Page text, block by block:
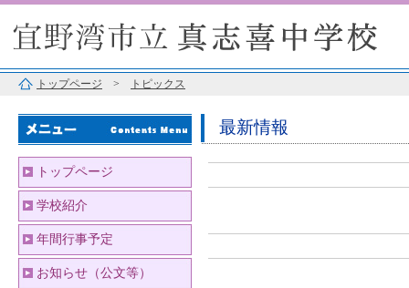
トップページ > トピックス
最新情報
トップページ
学校紹介
年間行事予定
お知らせ（公文等）